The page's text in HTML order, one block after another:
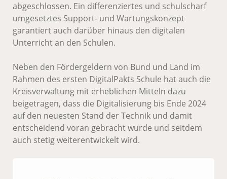
abgeschlossen. Ein differenziertes und schulscharf
umgesetztes Support- und Wartungskonzept
garantiert auch darüber hinaus den digitalen
Unterricht an den Schulen.
Neben den Fördergeldern von Bund und Land im
Rahmen des ersten DigitalPakts Schule hat auch die
Kreisverwaltung mit erheblichen Mitteln dazu
beigetragen, dass die Digitalisierung bis Ende 2024
auf den neuesten Stand der Technik und damit
entscheidend voran gebracht wurde und seitdem
auch stetig weiterentwickelt wird.